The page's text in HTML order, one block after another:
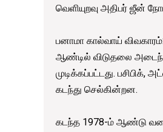
வெளியுறவு அதிபர் ஜீன்
பனாமா கால்வாய்
ஆண்டில் விடுதலை
முடிக்கப்பட்டது.
கடந்து செல்கின்றன.
கடந்த 1978-ம் ஆண்டு வரை